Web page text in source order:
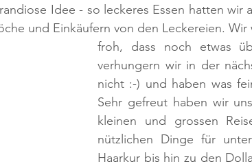
Idee - so leckeres Essen hatten wir
und Einkäufern von den Leckereien. Wir
froh, dass noch etwas
verhungern wir in der
nicht :-) und haben was
Sehr gefreut haben wir
kleinen und grossen
nützlichen Dinge für
Haarkur bis hin zu den